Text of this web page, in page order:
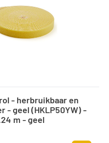
- herbruikbaar en
- geel (HKLP50YW) -
m - geel